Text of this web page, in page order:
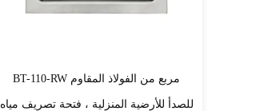
BT-110-RW مربع من الفولاذ المقاوم
للصدأ للأرضية المنزلية ، فتحة تصريف مياه